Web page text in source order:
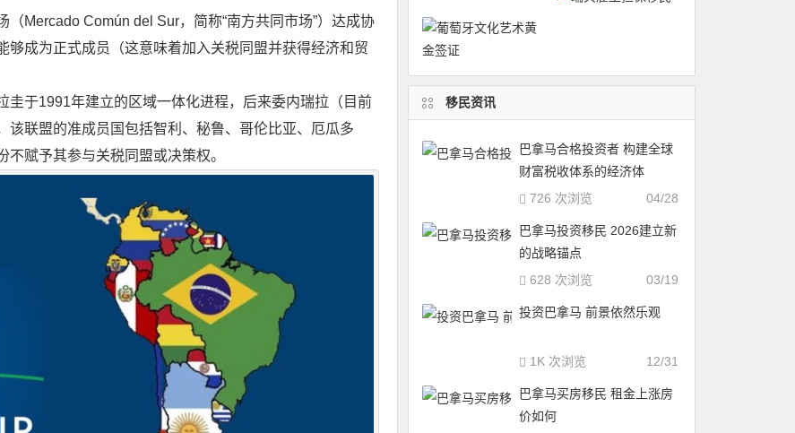
Mercado Común del Sur，简称“南方共同市场”）达成协
成为正式成员（这意味着加入关税同盟并获得经济和贸
圭于1991年建立的区域一体化进程，后来委内瑞拉（目前
该联盟的准成员国包括智利、秘鲁、哥伦比亚、厄瓜多
赋予其参与关税同盟或决策权。
移民资讯
巴拿马合格投资者 构建全球
财富税收体系的经济体
04/28
726 次浏览
巴拿马投资移民 2026建立新
的战略锚点
03/19
628 次浏览
投资巴拿马 前景依然乐观
12/31
1K 次浏览
巴拿马买房移民 租金上涨房
价如何